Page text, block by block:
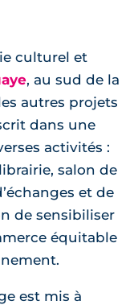
culturel et
, au sud de la
autres projets
dans une
activités :
salon de
et de
de sensibiliser
équitable
est mis à